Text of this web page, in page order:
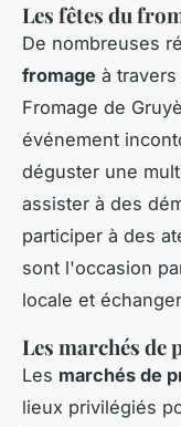
Les fêtes du
De nombreuses
fromage à
Fromage de
événement
déguster une
assister à des
participer à des
sont l'occasion
locale et
Les marchés de
Les marchés de
lieux privilégiés